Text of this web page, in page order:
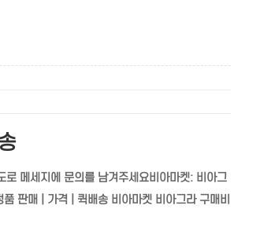
메세지에 문의를 남겨주세요비아마켓: 비아그
매 | 가격 | 퀵배송 비아마켓 비아그라 구매비